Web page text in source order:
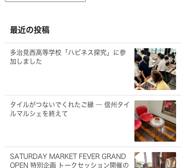
ブ
最近の投稿
多治見西高等学校「ハピネス探究」に参
加しました
タイルがつないでくれたご縁 ― 信州タイ
ルマルシェを終えて
SATURDAY MARKET FEVER GRAND
OPEN 特別企画 トークセッション開催の